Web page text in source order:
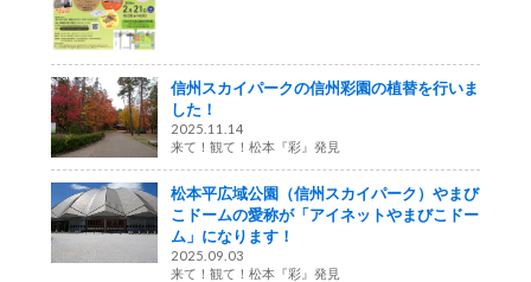
信州スカイパークの信州彩園の植替を行いま
した！
2025.11.14
来て！観て！松本『彩』発見
松本平広域公園（信州スカイパーク）やまび
こドームの愛称が「アイネットやまびこドー
ム」になります！
2025.09.03
来て！観て！松本『彩』発見